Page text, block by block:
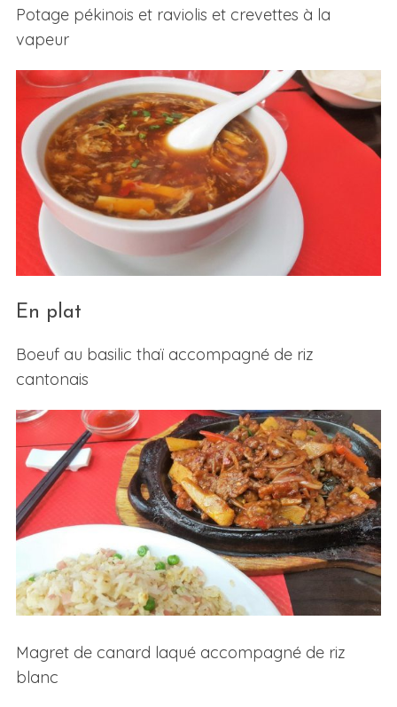
Potage pékinois et raviolis et crevettes à la
vapeur
En plat
Boeuf au basilic thaï accompagné de riz
cantonais
Magret de canard laqué accompagné de riz
blanc